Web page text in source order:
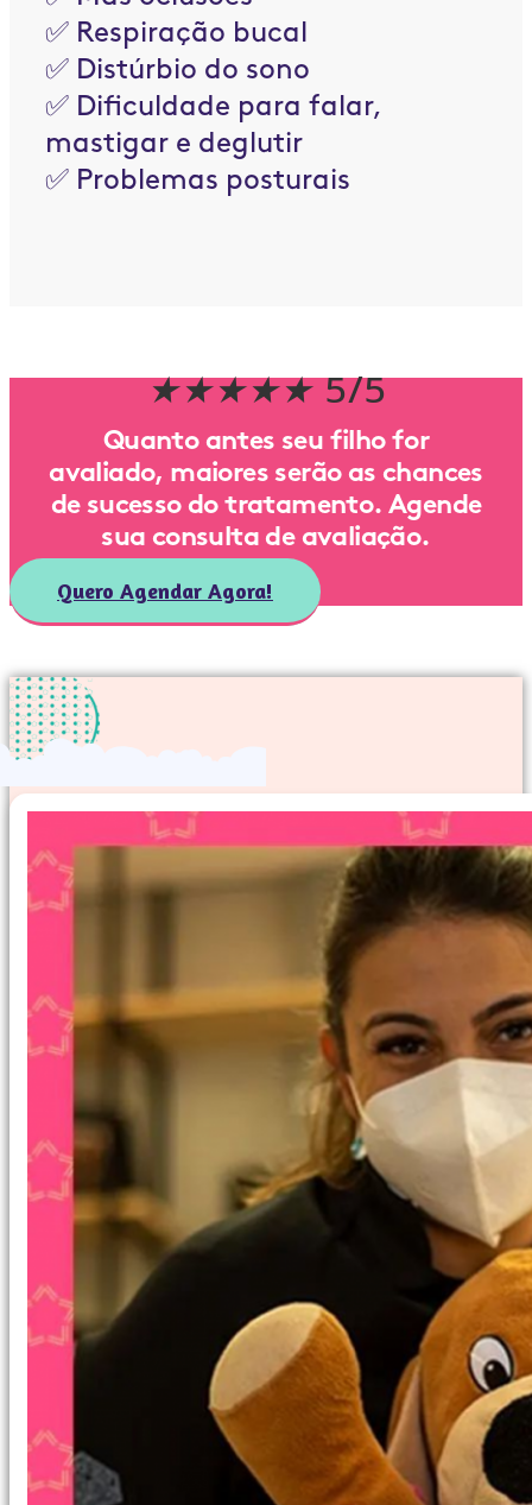
✅ Respiração bucal
✅ Distúrbio do sono
✅ Dificuldade para falar,
mastigar e deglutir
✅ Problemas posturais
★★★★★ 5/5
Quanto antes seu filho for
avaliado, maiores serão as chances
de sucesso do tratamento. Agende
sua consulta de avaliação.
Quero Agendar Agora!